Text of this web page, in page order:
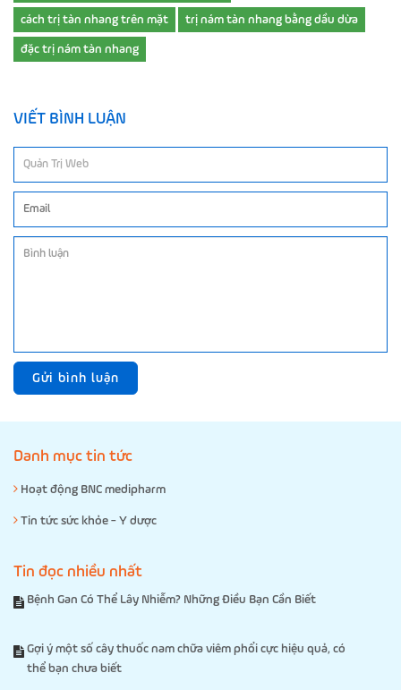
cách trị tàn nhang trên mặt trị nám tàn nhang bằng dầu dừa
đặc trị nám tàn nhang
VIẾT BÌNH LUẬN
Gửi bình luận
Danh mục tin tức
Hoạt động BNC medipharm
Tin tức sức khỏe - Y dược
Tin đọc nhiều nhất
Bệnh Gan Có Thể Lây Nhiễm? Những Điều Bạn Cần Biết
Gợi ý một số cây thuốc nam chữa viêm phổi cực hiệu quả, có
thể bạn chưa biết